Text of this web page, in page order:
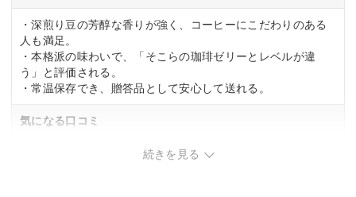
・深煎り豆の芳醇な香りが強く、コーヒーにこだわりのある
人も満足。
・本格派の味わいで、「そこらの珈琲ゼリーとレベルが違
う」と評価される。
・常温保存でき、贈答品として安心して送れる。
気になる口コミ
・関連する口コミはありませんでした。
続きを見る